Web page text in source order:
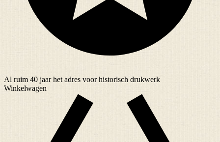
Al ruim 40 jaarhet adres voor historisch drukwerk
Winkelwagen